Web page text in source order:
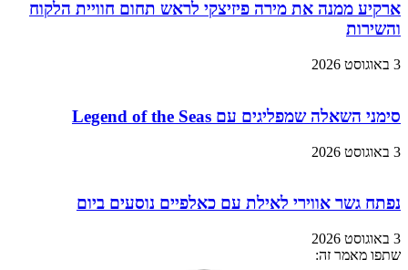
ארקיע ממנה את מירה פיזיצקי לראש תחום חוויית הלקוח
והשירות
3 באוגוסט 2026
סימני השאלה שמפליגים עם Legend of the Seas
3 באוגוסט 2026
נפתח גשר אווירי לאילת עם כאלפיים נוסעים ביום
3 באוגוסט 2026
שתפו מאמר זה: